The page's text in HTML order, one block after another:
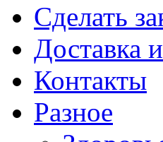
Сделать
Доставка
Контакты
Разное